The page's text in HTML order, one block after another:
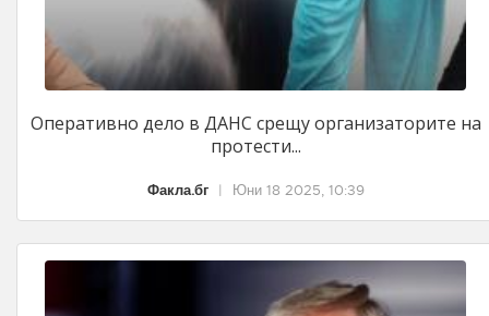
Оперативно дело в ДАНС срещу организаторите на
протести...
Факла.бг Юни 18 2025, 10:39